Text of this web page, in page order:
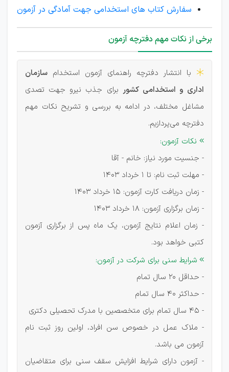
سفارش کتاب های استخدامی جهت آمادگی در آزمون
برخی از نکات مهم دفترچه آزمون
 با انتشار دفترچه راهنمای آزمون استخدام سازمان
اداری و استخدامی کشور برای جذب نیرو جهت تصدی
مشاغل مختلف، در ادامه به بررسی و تشریح نکات مهم
دفترچه می‌پردازیم.
 نکات آزمون:
- جنسیت مورد نیاز: خانم - آقا
- مهلت ثبت نام: تا 1 خرداد 1403
- زمان دریافت کارت آزمون: 15 خرداد 1403
- زمان برگزاری آزمون: 18 خرداد 1403
- زمان اعلام نتایج آزمون، یک ماه پس از برگزاری آزمون
کتبی خواهد بود.
 شرایط سنی برای شرکت در آزمون:
- حداقل 20 سال تمام
- حداکثر 40 سال تمام
- 45 سال تمام برای متخصصین با مدرک تحصیلی دکتری
- ملاک عمل در خصوص سن افراد، اولین روز ثبت نام
آزمون می باشد.
- ‏آزمون دارای شرایط افزایش سقف سنی برای متقاضیان